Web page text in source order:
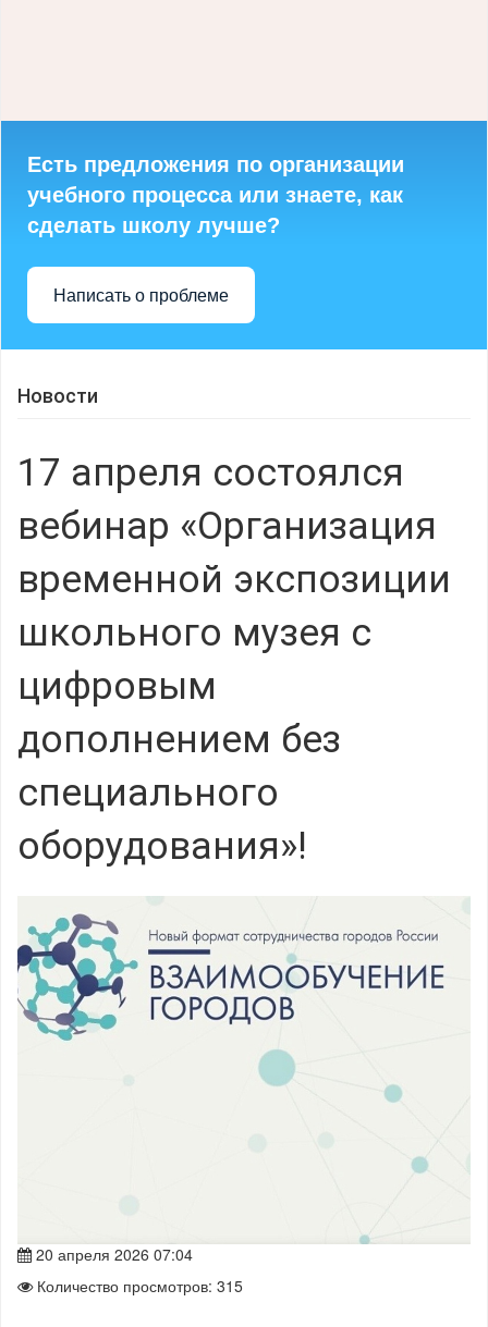
Есть предложения по организации
учебного процесса или знаете, как
сделать школу лучше?
Написать о проблеме
Новости
17 апреля состоялся
вебинар «Организация
временной экспозиции
школьного музея с
цифровым
дополнением без
специального
оборудования»!
20 апреля 2026 07:04
Количество просмотров: 315